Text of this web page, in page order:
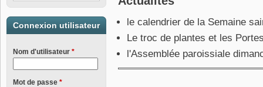
le calendrier de la Semaine
Le troc de plantes et les
l'Assemblée paroissiale
Connexion utilisateur
Nom d'utilisateur *
Mot de passe *